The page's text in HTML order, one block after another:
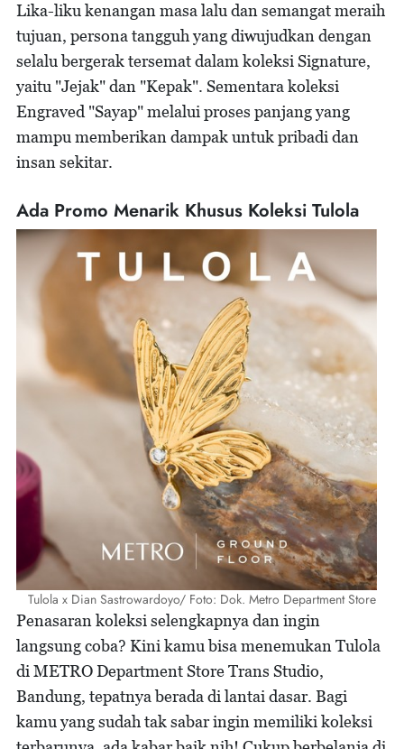
Lika-liku kenangan masa lalu dan semangat meraih
tujuan, persona tangguh yang diwujudkan dengan
selalu bergerak tersemat dalam koleksi Signature,
yaitu "Jejak" dan "Kepak". Sementara koleksi
Engraved "Sayap" melalui proses panjang yang
mampu memberikan dampak untuk pribadi dan
insan sekitar.
Ada Promo Menarik Khusus Koleksi Tulola
Tulola x Dian Sastrowardoyo/ Foto: Dok. Metro Department Store
Penasaran koleksi selengkapnya dan ingin
langsung coba? Kini kamu bisa menemukan Tulola
di METRO Department Store Trans Studio,
Bandung, tepatnya berada di lantai dasar. Bagi
kamu yang sudah tak sabar ingin memiliki koleksi